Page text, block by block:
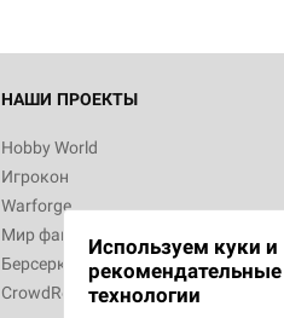
НАШИ ПРОЕКТЫ
Hobby World
Игрокон
Warforge
Мир фантастики
Берсерк
CrowdRepublic
Используем куки и
рекомендательные
технологии